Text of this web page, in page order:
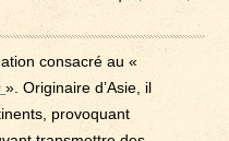
consacré au «
». Originaire d’Asie, il
provoquant